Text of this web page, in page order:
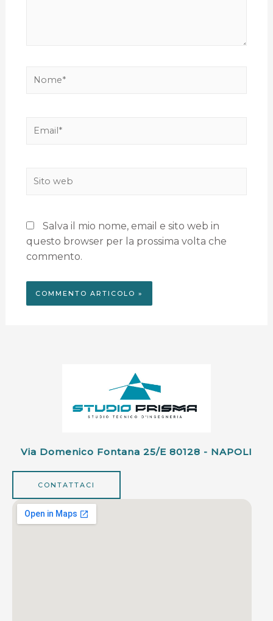
Salva il mio nome, email e sito web in
questo browser per la prossima volta che
commento.
Via Domenico Fontana 25/e 80128 - NAPOLI
CONTATTACI